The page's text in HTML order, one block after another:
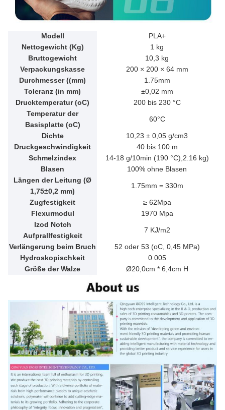
Modell
PLA+
Nettogewicht (Kg)
1 kg
Bruttogewicht
10,3 kg
Verpackungskasse
200 × 200 × 64 mm
Durchmesser ((mm)
1.75mm
Toleranz (in mm)
±0,02 mm
Drucktemperatur (oC)
200 bis 230 °C
Temperatur der
Basisplatte (oC)
60°C
Dichte
10,23 ± 0,05 g/cm3
Druckgeschwindigkeit
40 bis 100 m
Schmelzindex
14-18 g/10min (190 °C),2.16 kg)
Blasen
100% ohne Blasen
Längen der Leitung (Ø
1,75±0,2 mm)
1.75mm = 330m
Zugfestigkeit
≥ 62Mpa
Flexurmodul
1970 Mpa
Izod Notch
Aufprallfestigkeit
7 KJ/m2
Verlängerung beim Bruch
52 oder 53 (oC, 0,45 MPa)
Hydroskopischkeit
0.005
Größe der Walze
Ø20,0cm * 6,4cm H